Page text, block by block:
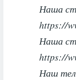
Наша
https://
Наша
https://
Наш